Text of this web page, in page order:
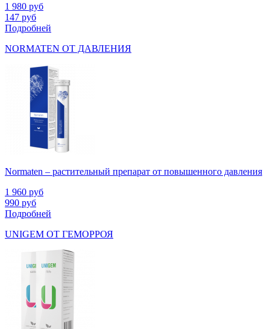
1 980 руб
147 руб
Подробней
NORMATEN ОТ ДАВЛЕНИЯ
Normaten – растительный препарат от повышенного давления
1 960 руб
990 руб
Подробней
UNIGEM ОТ ГЕМОРРОЯ